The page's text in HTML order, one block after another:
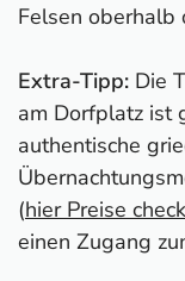
Felsen oberhalb
Extra-Tipp: Die
am Dorfplatz ist
authentische
(hier Preise
einen Zugang